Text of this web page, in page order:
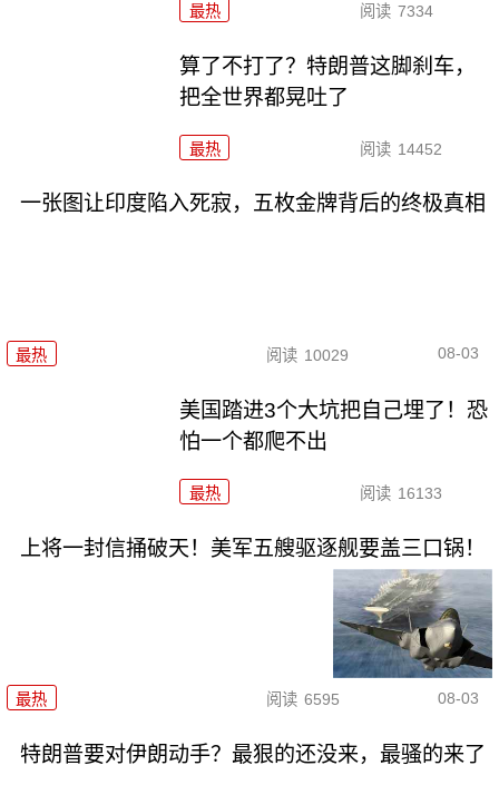
最热 阅读 7334
算了不打了？特朗普这脚刹车，
把全世界都晃吐了
最热 阅读 14452
一张图让印度陷入死寂，五枚金牌背后的终极真相
最热 阅读 10029 08-03
美国踏进3个大坑把自己埋了！恐
怕一个都爬不出
最热 阅读 16133
上将一封信捅破天！美军五艘驱逐舰要盖三口锅！
最热 阅读 6595 08-03
特朗普要对伊朗动手？最狠的还没来，最骚的来了